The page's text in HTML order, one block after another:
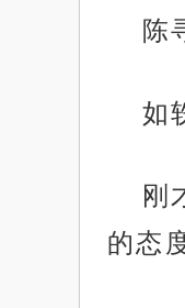
陈
如
刚
的态